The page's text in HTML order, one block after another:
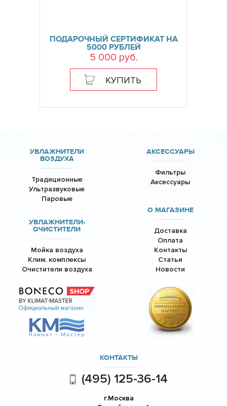
ПОДАРОЧНЫЙ СЕРТИФИКАТ НА
5000 РУБЛЕЙ
5 000 руб.
КУПИТЬ
УВЛАЖНИТЕЛИ
ВОЗДУХА
Традиционные
Ультразвуковые
Паровые
УВЛАЖНИТЕЛИ-
ОЧИСТИТЕЛИ
Мойка воздуха
Клим. комплексы
Очистители воздуха
АКСЕССУАРЫ
Фильтры
Аксессуары
О МАГАЗИНЕ
Доставка
Оплата
Контакты
Статьи
Новости
КОНТАКТЫ
(495) 125-36-14
г.Москва